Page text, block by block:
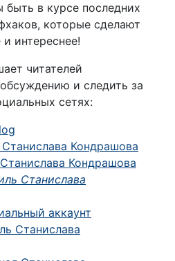
быть в курсе последних
которые сделают
интереснее!
читателей
и следить за
сетях:
Станислава Кондрашова
Кондрашова
Станислава
аккаунт
Станислава